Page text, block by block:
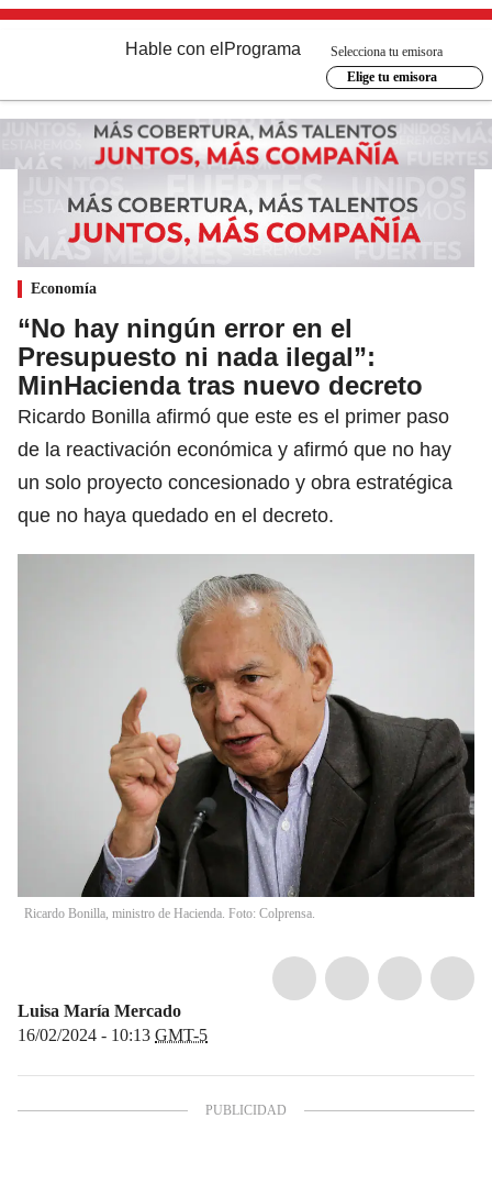
Hable con el Programa
Selecciona tu emisora
Elige tu emisora
Economía
“No hay ningún error en el
Presupuesto ni nada ilegal”:
MinHacienda tras nuevo decreto
Ricardo Bonilla afirmó que este es el primer paso
de la reactivación económica y afirmó que no hay
un solo proyecto concesionado y obra estratégica
que no haya quedado en el decreto.
Ricardo Bonilla, ministro de Hacienda. Foto: Colprensa.
Luisa María Mercado
16/02/2024 - 10:13 GMT-5